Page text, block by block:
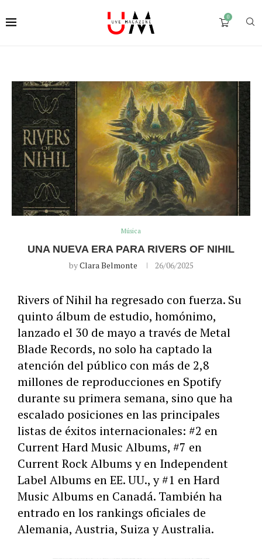
0
Música
UNA NUEVA ERA PARA RIVERS OF NIHIL
byClara Belmonte 26/06/2025
Rivers of Nihil ha regresado con fuerza. Su
quinto álbum de estudio, homónimo,
lanzado el 30 de mayo a través de Metal
Blade Records, no solo ha captado la
atención del público con más de 2,8
millones de reproducciones en Spotify
durante su primera semana, sino que ha
escalado posiciones en las principales
listas de éxitos internacionales: #2 en
Current Hard Music Albums, #7 en
Current Rock Albums y en Independent
Label Albums en EE. UU., y #1 en Hard
Music Albums en Canadá. También ha
entrado en los rankings oficiales de
Alemania, Austria, Suiza y Australia.